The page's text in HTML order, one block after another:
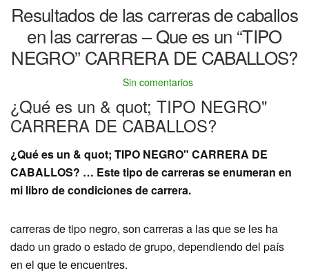
Resultados de las carreras de caballos
en las carreras – Que es un “TIPO
NEGRO” CARRERA DE CABALLOS?
Sin comentarios
¿Qué es un & quot; TIPO NEGRO"
CARRERA DE CABALLOS?
¿Qué es un & quot; TIPO NEGRO" CARRERA DE
CABALLOS? … Este tipo de carreras se enumeran en
mi libro de condiciones de carrera.
carreras de tipo negro, son carreras a las que se les ha
dado un grado o estado de grupo, dependiendo del país
en el que te encuentres.